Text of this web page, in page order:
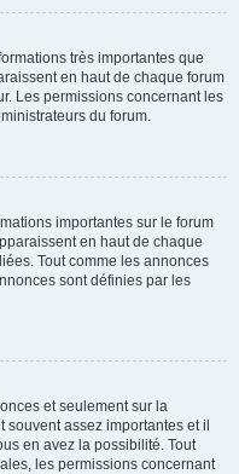
très importantes que
en haut de chaque forum
Les permissions concernant les
du forum.
importantes sur le forum
en haut de chaque
Tout comme les annonces
sont définies par les
et seulement sur la
assez importantes et il
en avez la possibilité. Tout
les permissions concernant